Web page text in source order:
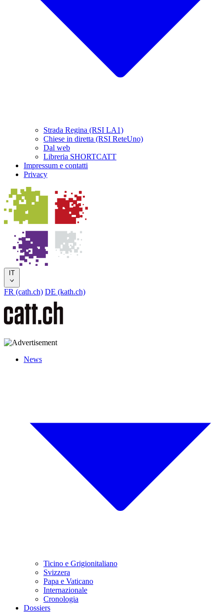
Strada Regina (RSI LA1)
Chiese in diretta (RSI ReteUno)
Dal web
Libreria SHORTCATT
Impressum e contatti
Privacy
IT
FR (cath.ch) DE (kath.ch)
News
Ticino e Grigionitaliano
Svizzera
Papa e Vaticano
Internazionale
Cronologia
Dossiers